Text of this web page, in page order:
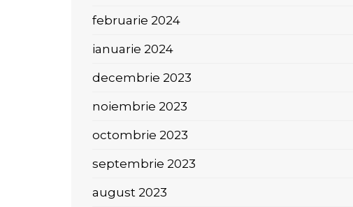
februarie 2024
ianuarie 2024
decembrie 2023
noiembrie 2023
octombrie 2023
septembrie 2023
august 2023